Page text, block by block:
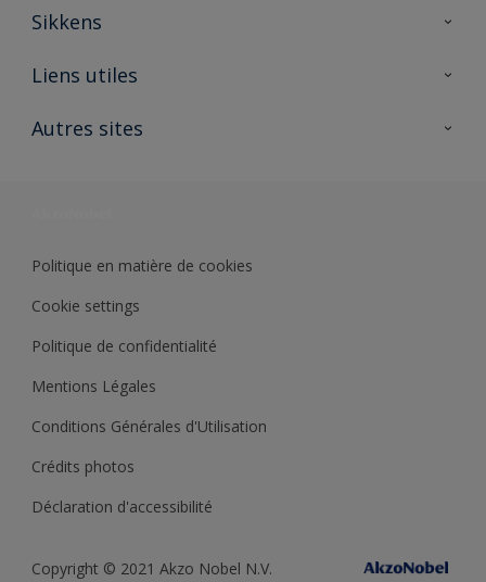
Sikkens
A propos de Sikkens
Liens utiles
Ouvrir un magasin PASS
Autres sites
Politique en matière de cookies
Cookie settings
Politique de confidentialité
Mentions Légales
Conditions Générales d'Utilisation
Crédits photos
Déclaration d'accessibilité
Copyright © 2021 Akzo Nobel N.V.